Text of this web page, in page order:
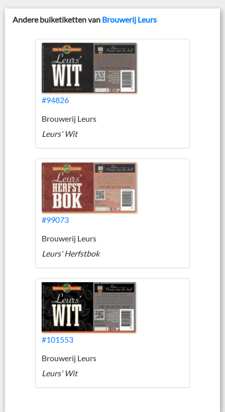
Andere buiketiketten van Brouwerij Leurs
#94826
Brouwerij Leurs
Leurs' Wit
#99073
Brouwerij Leurs
Leurs' Herfstbok
#101553
Brouwerij Leurs
Leurs' Wit